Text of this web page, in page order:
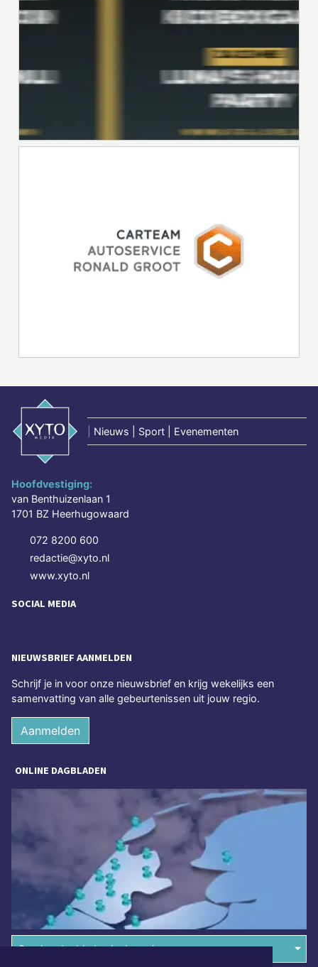
Nieuws | Sport | Evenementen
Hoofdvestiging:
van Benthuizenlaan 1
1701 BZ Heerhugowaard
072 8200 600
redactie@xyto.nl
www.xyto.nl
SOCIAL MEDIA
NIEUWSBRIEF AANMELDEN
Schrijf je in voor onze nieuwsbrief en krijg wekelijks een
samenvatting van alle gebeurtenissen uit jouw regio.
Aanmelden
ONLINE DAGBLADEN
Overige dagbladen in de regio